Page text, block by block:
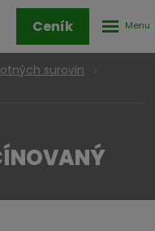
Přihlášení
zóny
Ceník
surovin